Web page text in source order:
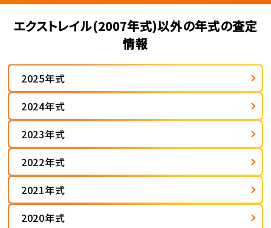
エクストレイル(2007年式)以外の年式の査定
情報
2025年式
2024年式
2023年式
2022年式
2021年式
2020年式